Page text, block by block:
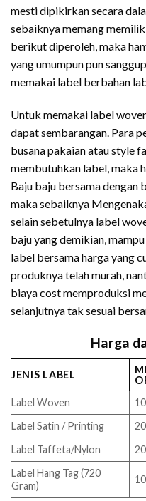
mesti dipikirkan secara
sebaiknya memang
berikut diperoleh, maka
yang umumpun pun
memakai label berbahan
Untuk memakai label
dapat sembarangan. Para
busana pakaian atau style
membutuhkan label, maka
Baju baju bersama dengan
maka sebaiknya
selain sebetulnya label
baju yang demikian,
label bersama harga yang
produknya telah murah,
biaya cost memproduksi
selanjutnya tak sesuai
Harga
JENIS LABEL
Label Woven
Label Satin / Printing
Label Taffeta/Nylon
Label Hang Tag (720
Gram)